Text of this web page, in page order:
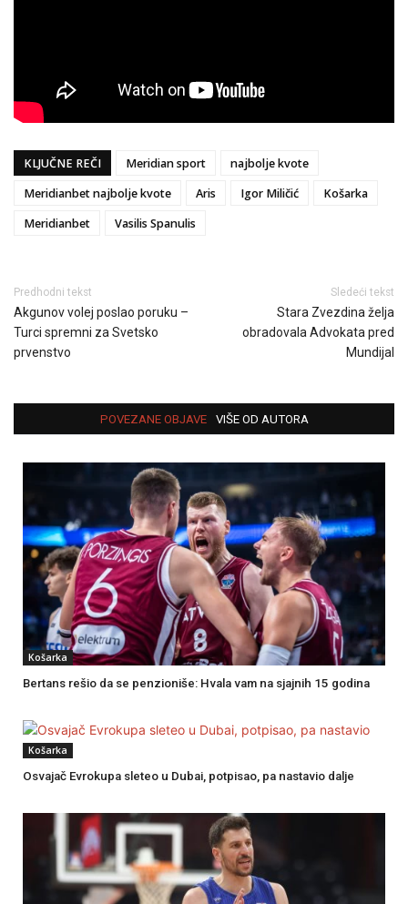
KLJUČNE REČI Meridian sport
najbolje kvote
Meridianbet najbolje kvote
Aris Igor Miličić
Košarka
Meridianbet
Vasilis Spanulis
Predhodni tekst
Akgunov volej poslao poruku –
Turci spremni za Svetsko
prvenstvo
Sledeći tekst
Stara Zvezdina želja
obradovala Advokata pred
Mundijal
POVEZANE OBJAVE VIŠE OD AUTORA
Košarka
Bertans rešio da se penzioniše: Hvala vam na sjajnih 15 godina
Košarka
Osvajač Evrokupa sleteo u Dubai, potpisao, pa nastavio dalje